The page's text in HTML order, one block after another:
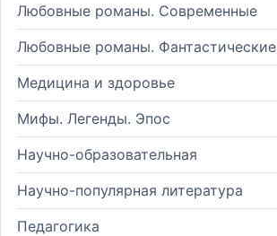
Любовные романы. Современные
Любовные романы. Фантастические
Медицина и здоровье
Мифы. Легенды. Эпос
Научно-образовательная
Научно-популярная литература
Педагогика